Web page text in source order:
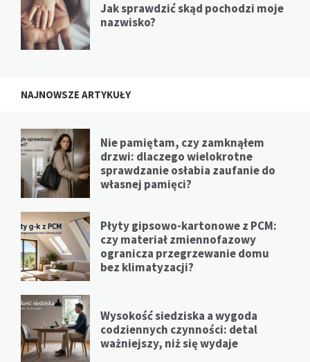
Jak sprawdzić skąd pochodzi moje
nazwisko?
NAJNOWSZE ARTYKUŁY
Nie pamiętam, czy zamknąłem
drzwi: dlaczego wielokrotne
sprawdzanie osłabia zaufanie do
własnej pamięci?
Płyty gipsowo-kartonowe z PCM:
czy materiał zmiennofazowy
ogranicza przegrzewanie domu
bez klimatyzacji?
Wysokość siedziska a wygoda
codziennych czynności: detal
ważniejszy, niż się wydaje